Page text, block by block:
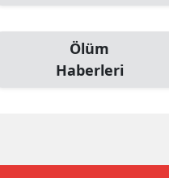
Ölüm
Haberleri